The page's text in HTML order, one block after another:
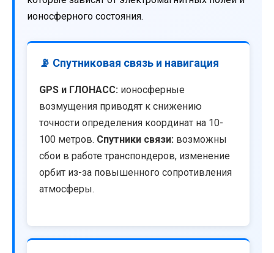
ионосферного состояния.
📡 Спутниковая связь и навигация
GPS и ГЛОНАСС: ионосферные
возмущения приводят к снижению
точности определения координат на 10-
100 метров. Спутники связи: возможны
сбои в работе транспондеров, изменение
орбит из-за повышенного сопротивления
атмосферы.